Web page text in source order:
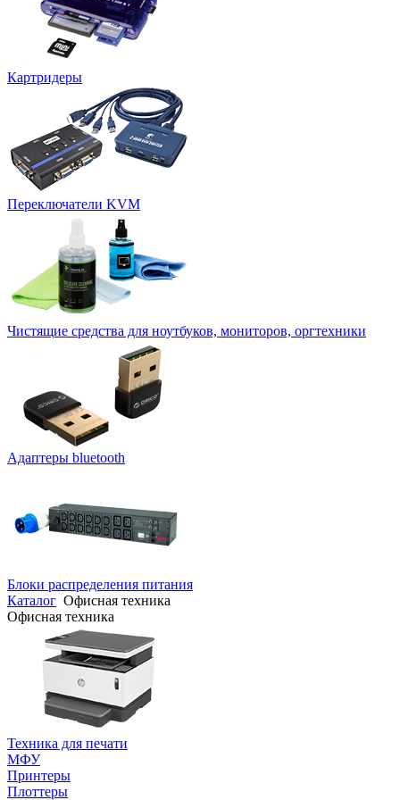
Картридеры
Переключатели KVM
Чистящие средства для ноутбуков, мониторов, оргтехники
Адаптеры bluetooth
Блоки распределения питания
Каталог Офисная техника
Офисная техника
Техника для печати
МФУ
Принтеры
Плоттеры